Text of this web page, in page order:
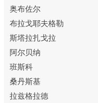
奥布佐尔
布拉戈耶夫格勒
斯塔拉扎戈拉
阿尔贝纳
班斯科
桑丹斯基
拉兹格拉德